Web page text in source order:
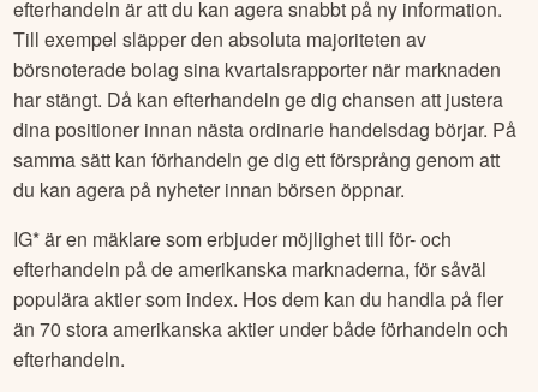
efterhandeln är att du kan agera snabbt på ny information.
Till exempel släpper den absoluta majoriteten av
börsnoterade bolag sina kvartalsrapporter när marknaden
har stängt. Då kan efterhandeln ge dig chansen att justera
dina positioner innan nästa ordinarie handelsdag börjar. På
samma sätt kan förhandeln ge dig ett försprång genom att
du kan agera på nyheter innan börsen öppnar.
IG* är en mäklare som erbjuder möjlighet till för- och
efterhandeln på de amerikanska marknaderna, för såväl
populära aktier som index. Hos dem kan du handla på fler
än 70 stora amerikanska aktier under både förhandeln och
efterhandeln.